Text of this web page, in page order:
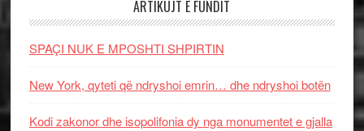
ARTIKUJT E FUNDIT
SPAÇI NUK E MPOSHTI SHPIRTIN
New York, qyteti që ndryshoi emrin… dhe ndryshoi botën
Kodi zakonor dhe isopolifonia dy nga monumentet e gjalla